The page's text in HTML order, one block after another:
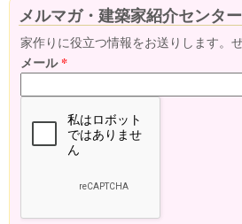
メルマガ・建築家紹介センタ
家作りに役立つ情報をお送りします。
メール*